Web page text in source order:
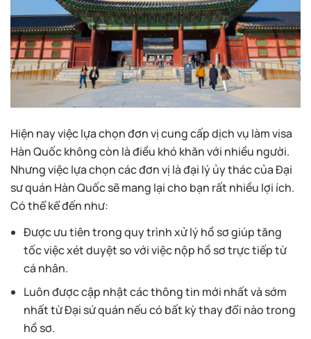
Hiện nay việc lựa chọn đơn vị cung cấp dịch vụ làm visa
Hàn Quốc không còn là điều khó khăn với nhiều người.
Nhưng việc lựa chọn các đơn vị là đại lý ủy thác của Đại
sư quán Hàn Quốc sẽ mang lại cho bạn rất nhiều lợi ích.
Có thể kể đến như:
Được ưu tiên trong quy trình xử lý hồ sơ giúp tăng
tốc việc xét duyệt so với việc nộp hồ sơ trực tiếp từ
cá nhân.
Luôn được cập nhật các thông tin mới nhất và sớm
nhất từ Đại sứ quán nếu có bất kỳ thay đổi nào trong
hồ sơ.